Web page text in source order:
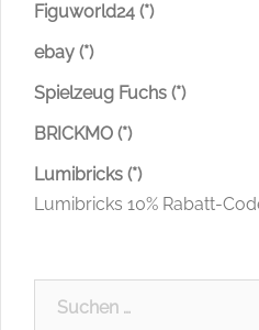
Figuworld24 (*)
ebay (*)
Spielzeug Fuchs (*)
BRICKMO (*)
Lumibricks (*)
Lumibricks 10% Rabatt-